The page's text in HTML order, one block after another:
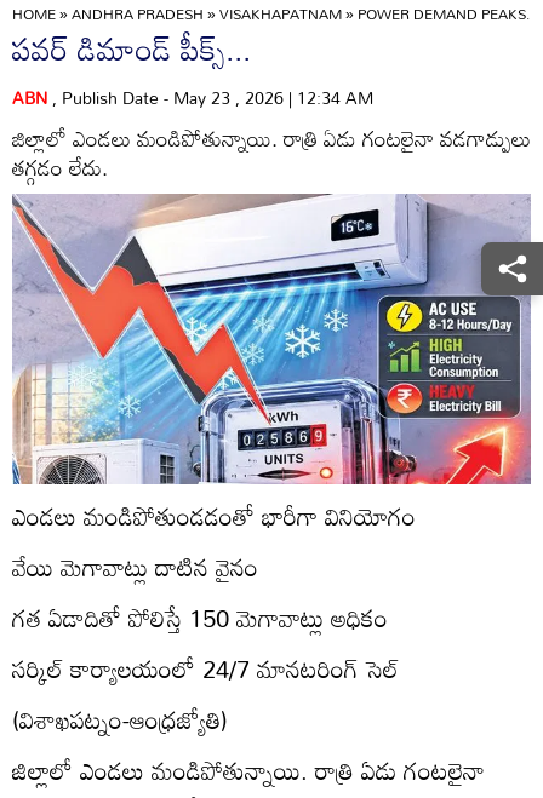
HOME»ANDHRA PRADESH»VISAKHAPATNAM»POWER DEMAND PEAKS...
పవర్‌ డిమాండ్‌ పీక్స్‌...
ABN, Publish Date - May 23 , 2026 | 12:34 AM
జిల్లాలో ఎండలు మండిపోతున్నాయి. రాత్రి ఏడు గంటలైనా వడగాడ్పులు
తగ్గడం లేదు.
ఎండలు మండిపోతుండడంతో భారీగా వినియోగం
వేయి మెగావాట్లు దాటిన వైనం
గత ఏడాదితో పోలిస్తే 150 మెగావాట్లు అధికం
సర్కిల్‌ కార్యాలయంలో 24/7 మానటరింగ్‌ సెల్‌
(విశాఖపట్నం-ఆంధ్రజ్యోతి)
జిల్లాలో ఎండలు మండిపోతున్నాయి. రాత్రి ఏడు గంటలైనా